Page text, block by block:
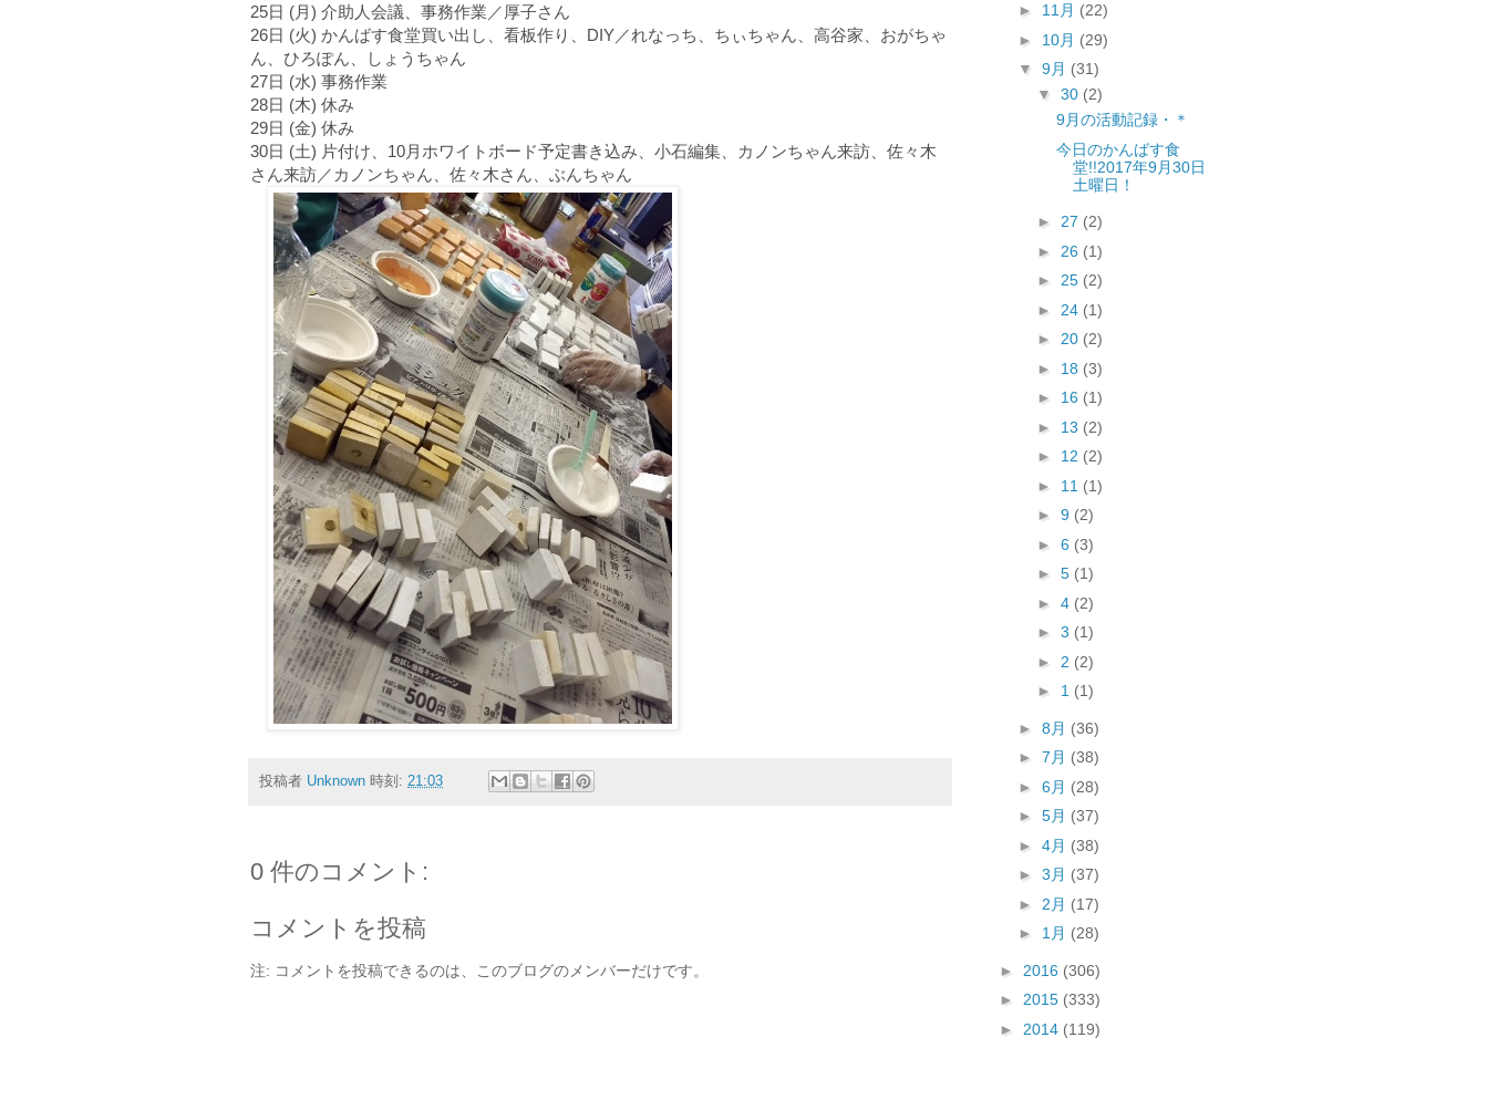
25日 (月) 介助人会議、事務作業／厚子さん
26日 (火) かんばす食堂買い出し、看板作り、DIY／れなっち、ちぃちゃん、高谷家、おがちゃ
ん、ひろぽん、しょうちゃん
27日 (水) 事務作業
28日 (木) 休み
29日 (金) 休み
30日 (土) 片付け、10月ホワイトボード予定書き込み、小石編集、カノンちゃん来訪、佐々木
さん来訪／カノンちゃん、佐々木さん、ぶんちゃん
投稿者 Unknown 時刻: 21:03
0 件のコメント:
コメントを投稿
注: コメントを投稿できるのは、このブログのメンバーだけです。
► 11月 (22)
► 10月 (29)
▼ 9月 (31)
▼ 30 (2)
9月の活動記録・＊
今日のかんばす食
堂!!2017年9月30日
土曜日！
► 27 (2)
► 26 (1)
► 25 (2)
► 24 (1)
► 20 (2)
► 18 (3)
► 16 (1)
► 13 (2)
► 12 (2)
► 11 (1)
► 9 (2)
► 6 (3)
► 5 (1)
► 4 (2)
► 3 (1)
► 2 (2)
► 1 (1)
► 8月 (36)
► 7月 (38)
► 6月 (28)
► 5月 (37)
► 4月 (38)
► 3月 (37)
► 2月 (17)
► 1月 (28)
► 2016 (306)
► 2015 (333)
► 2014 (119)